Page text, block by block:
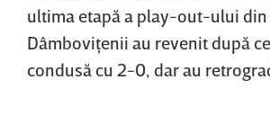
ultima etapă a play-out-ului din
Dâmboviţenii au revenit după
condusă cu 2-0, dar au